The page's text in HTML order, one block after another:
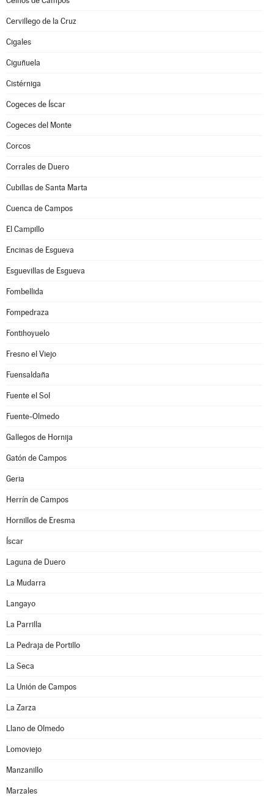
Cervillego de la Cruz
Cigales
Ciguñuela
Cistérniga
Cogeces de Íscar
Cogeces del Monte
Corcos
Corrales de Duero
Cubillas de Santa Marta
Cuenca de Campos
El Campillo
Encinas de Esgueva
Esguevillas de Esgueva
Fombellida
Fompedraza
Fontihoyuelo
Fresno el Viejo
Fuensaldaña
Fuente el Sol
Fuente-Olmedo
Gallegos de Hornija
Gatón de Campos
Geria
Herrín de Campos
Hornillos de Eresma
Íscar
Laguna de Duero
La Mudarra
Langayo
La Parrilla
La Pedraja de Portillo
La Seca
La Unión de Campos
La Zarza
Llano de Olmedo
Lomoviejo
Manzanillo
Marzales